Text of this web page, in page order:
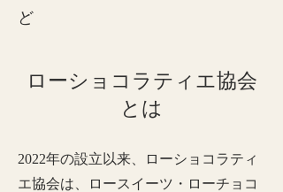
ど
ローショコラティエ協会
とは
2022年の設立以来、ローショコラティ
エ協会は、ロースイーツ・ローチョコ